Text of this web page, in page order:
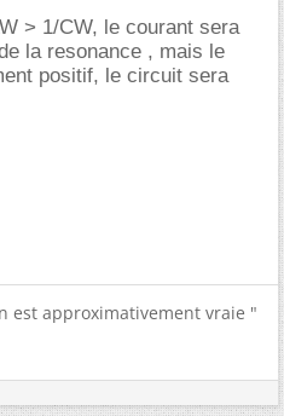
> 1/CW, le courant sera
la resonance , mais le
positif, le circuit sera
est approximativement vraie "